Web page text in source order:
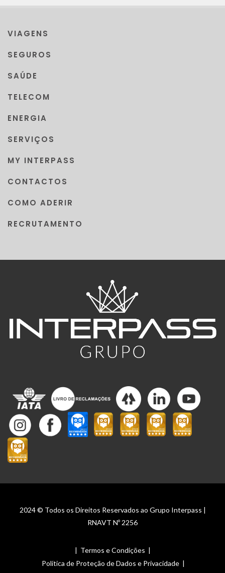
VIAGENS
SEGUROS
SAÚDE
TELECOM
ENERGIA
SERVIÇOS
MY INTERPASS
CONTACTOS
COMO ADERIR
RECRUTAMENTO
2024 © Todos os Direitos Reservados ao Grupo Interpass |
RNAVT Nº 2256
| Termos e Condições |
Política de Proteção de Dados e Privacidade |